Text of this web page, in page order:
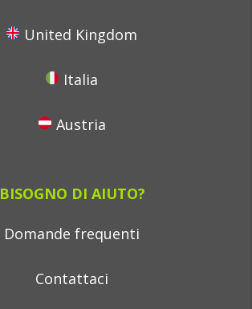
United Kingdom
Italia
Austria
BISOGNO DI AIUTO?
Domande frequenti
Contattaci